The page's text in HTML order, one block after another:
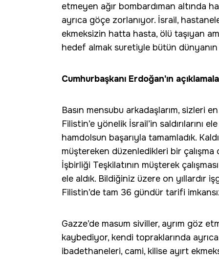
etmeyen ağır bombardıman altında
ayrıca göçe zorlanıyor. İsrail,
ekmeksizin hatta hasta, ölü taşıyan
hedef almak suretiyle bütün
Cumhurbaşkanı Erdoğan'ın
Basın mensubu arkadaşlarım, sizleri
Filistin’e yönelik İsrail’in saldırılarını
hamdolsun başarıyla tamamladık.
müştereken düzenledikleri bir
İşbirliği Teşkilatının müşterek
ele aldık. Bildiğiniz üzere on yıllardır
Filistin’de tam 36 gündür tarifi
Gazze’de masum siviller, ayrım göz
kaybediyor, kendi topraklarında
ibadethaneleri, cami, kilise ayırt